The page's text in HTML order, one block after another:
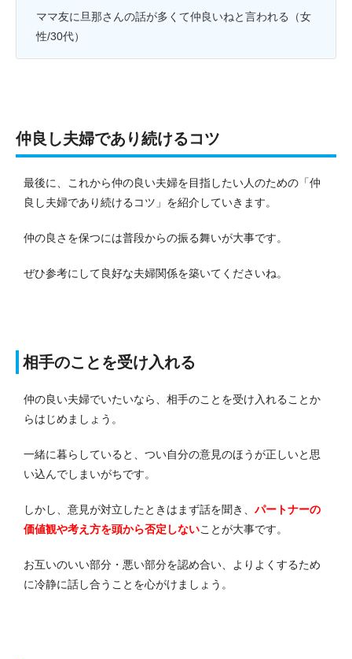
ママ友に旦那さんの話が多くて仲良いねと言われる（女
性/30代）
仲良し夫婦であり続けるコツ
最後に、これから仲の良い夫婦を目指したい人のための「仲
良し夫婦であり続けるコツ」を紹介していきます。
仲の良さを保つには普段からの振る舞いが大事です。
ぜひ参考にして良好な夫婦関係を築いてくださいね。
相手のことを受け入れる
仲の良い夫婦でいたいなら、相手のことを受け入れることか
らはじめましょう。
一緒に暮らしていると、つい自分の意見のほうが正しいと思
い込んでしまいがちです。
しかし、意見が対立したときはまず話を聞き、 パートナーの
価値観や考え方を頭から否定しないことが大事です。
お互いのいい部分・悪い部分を認め合い、よりよくするため
に冷静に話し合うことを心がけましょう。